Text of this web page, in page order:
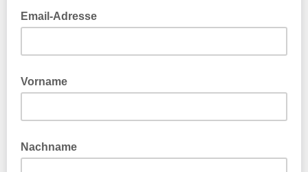
Email-Adresse
Vorname
Nachname